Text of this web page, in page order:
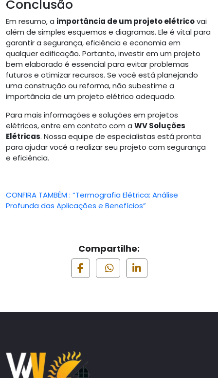
Conclusão
Em resumo, a importância de um projeto elétricovai
além de simples esquemas e diagramas. Ele é vital para
garantir a segurança, eficiência e economia em
qualquer edificação. Portanto, investir em um projeto
bem elaborado é essencial para evitar problemas
futuros e otimizar recursos. Se você está planejando
uma construção ou reforma, não subestime a
importância de um projeto elétrico adequado.
Para mais informações e soluções em projetos
elétricos, entre em contato com a WV Soluções
Elétricas. Nossa equipe de especialistas está pronta
para ajudar você a realizar seu projeto com segurança
e eficiência.
CONFIRA TAMBÉM : “Termografia Elétrica: Análise
Profunda das Aplicações e Benefícios”
Compartilhe: